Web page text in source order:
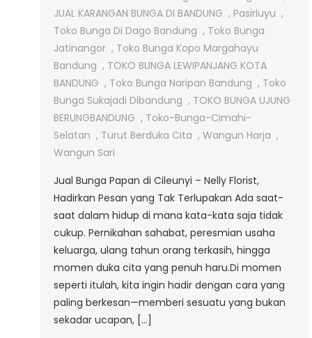
JUAL KARANGAN BUNGA DI BANDUNG , Pasirluyu ,
Toko Bunga Di Dago Bandung , Toko Bunga
Jatinangor , Toko Bunga Kopo Margahayu
Bandung , TOKO BUNGA LEWIPANJANG KOTA
BANDUNG , Toko Bunga Naripan Bandung , Toko
Bunga Sukajadi Dibandung , TOKO BUNGA UJUNG
BERUNGBANDUNG , Toko-Bunga-Cimahi-
Selatan , Turut Berduka Cita ,Wangun Harja ,
Wangun Sari
Jual Bunga Papan di Cileunyi – Nelly Florist,
Hadirkan Pesan yang Tak Terlupakan Ada saat-
saat dalam hidup di mana kata-kata saja tidak
cukup. Pernikahan sahabat, peresmian usaha
keluarga, ulang tahun orang terkasih, hingga
momen duka cita yang penuh haru.Di momen
seperti itulah, kita ingin hadir dengan cara yang
paling berkesan—memberi sesuatu yang bukan
sekadar ucapan, […]